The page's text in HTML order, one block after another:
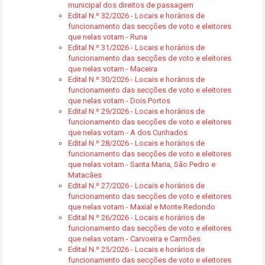
municipal dos direitos de passagem
Edital N.º 32/2026 - Locais e horários de
funcionamento das secções de voto e eleitores
que nelas votam - Runa
Edital N.º 31/2026 - Locais e horários de
funcionamento das secções de voto e eleitores
que nelas votam - Maceira
Edital N.º 30/2026 - Locais e horários de
funcionamento das secções de voto e eleitores
que nelas votam - Dois Portos
Edital N.º 29/2026 - Locais e horários de
funcionamento das secções de voto e eleitores
que nelas votam - A dos Cunhados
Edital N.º 28/2026 - Locais e horários de
funcionamento das secções de voto e eleitores
que nelas votam - Santa Maria, São Pedro e
Matacães
Edital N.º 27/2026 - Locais e horários de
funcionamento das secções de voto e eleitores
que nelas votam - Maxial e Monte Redondo
Edital N.º 26/2026 - Locais e horários de
funcionamento das secções de voto e eleitores
que nelas votam - Carvoeira e Carmões
Edital N.º 25/2026 - Locais e horários de
funcionamento das secções de voto e eleitores